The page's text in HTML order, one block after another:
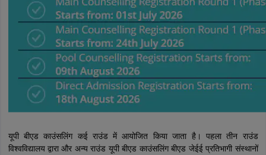
यूपी बीएड काउंसलिंग कई राउंड में आयोजित किया जाता है। पहला तीन राउंड
विश्वविद्यालय द्वारा और अन्य राउंड यूपी बीएड काउंसलिंग बीएड जेईई प्रतिभागी संस्थानों